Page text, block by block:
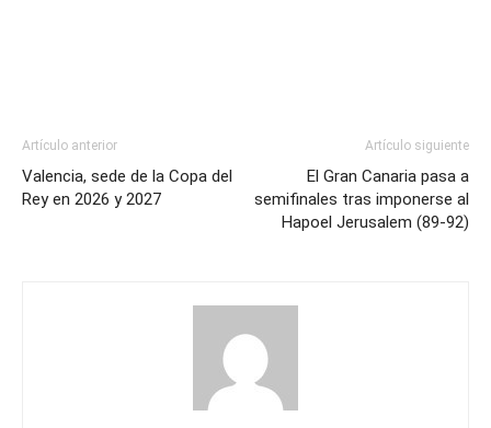
Artículo anterior
Valencia, sede de la Copa del
Rey en 2026 y 2027
Artículo siguiente
El Gran Canaria pasa a
semifinales tras imponerse al
Hapoel Jerusalem (89-92)